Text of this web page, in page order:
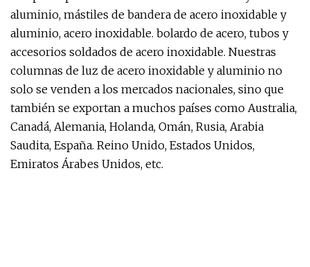
aluminio, mástiles de bandera de acero inoxidable y
aluminio, acero inoxidable. bolardo de acero, tubos y
accesorios soldados de acero inoxidable. Nuestras
columnas de luz de acero inoxidable y aluminio no
solo se venden a los mercados nacionales, sino que
también se exportan a muchos países como Australia,
Canadá, Alemania, Holanda, Omán, Rusia, Arabia
Saudita, España. Reino Unido, Estados Unidos,
Emiratos Árabes Unidos, etc.